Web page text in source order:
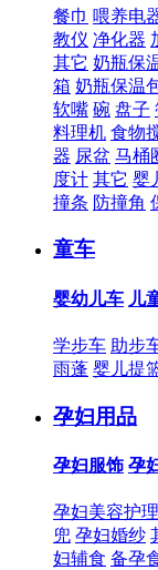
餐巾 喂养电
教仪 净化器
其它 奶瓶保
箱 奶瓶保温
软嘴 碗 盘子
料理机 食物
器 尿盆 马桶
度计 其它 婴
撞条 防撞角
童车
婴幼儿车 儿
学步车 助步
雨蓬 婴儿提
孕妇用品
孕妇服饰 孕
孕妇美容护理
兜 孕妇婚纱
妇辅食 备孕